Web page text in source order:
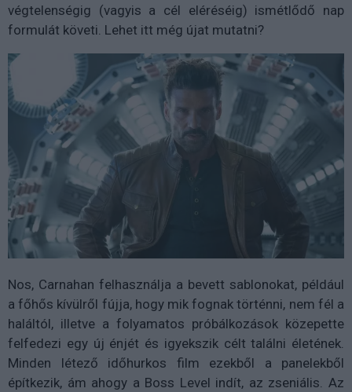
végtelenségig (vagyis a cél eléréséig) ismétlődő nap
formulát követi. Lehet itt még újat mutatni?
Nos, Carnahan felhasználja a bevett sablonokat, például
a főhős kívülről fújja, hogy mik fognak történni, nem fél a
haláltól, illetve a folyamatos próbálkozások közepette
felfedezi egy új énjét és igyekszik célt találni életének.
Minden létező időhurkos film ezekből a panelekből
építkezik, ám ahogy a Boss Level indít, az zseniális. Az